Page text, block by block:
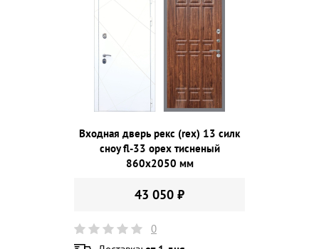
Входная дверь рекс (rex) 13 силк
сноу fl-33 орех тисненый
860х2050 мм
43 050 ₽
0